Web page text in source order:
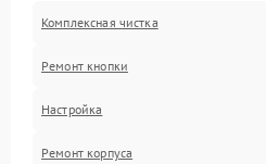
Комплексная чистка
Ремонт кнопки
Настройка
Ремонт корпуса